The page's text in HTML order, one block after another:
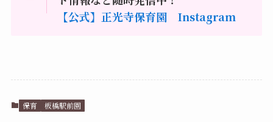
【公式】正光寺保育園 Instagram
保育 板橋駅前園